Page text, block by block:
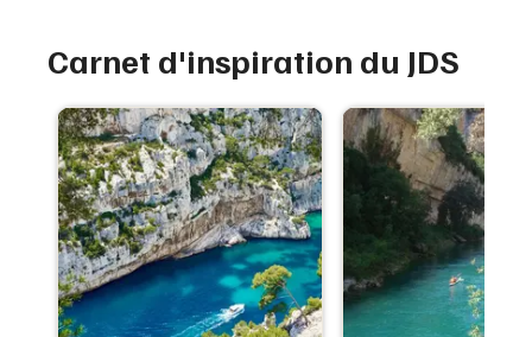
Soirées
Sorties famille
Expos
Sorties & loisirs
Annuaire dans les Alpes-Maritimes
Strasbourg
Toulouse
Toutes les villes
Carnet d'inspiration du JDS